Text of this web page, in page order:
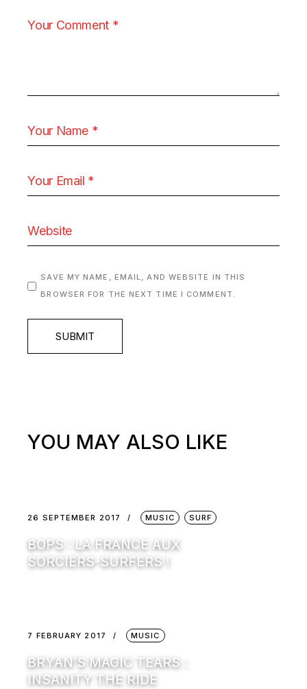
SAVE MY NAME, EMAIL, AND WEBSITE IN THIS
BROWSER FOR THE NEXT TIME I COMMENT.
SUBMIT
YOU MAY ALSO LIKE
26 SEPTEMBER 2017 MUSIC SURF
BOPS : LA FRANCE AUX
SORCIERS-SURFERS !
7 FEBRUARY 2017 MUSIC
BRYAN’S MAGIC TEARS :
INSANITY THE RIDE